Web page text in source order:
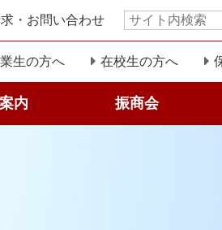
・お問い合わせ
サ
イ
ト
検
生の方へ 在校生の方へ
内 振商会